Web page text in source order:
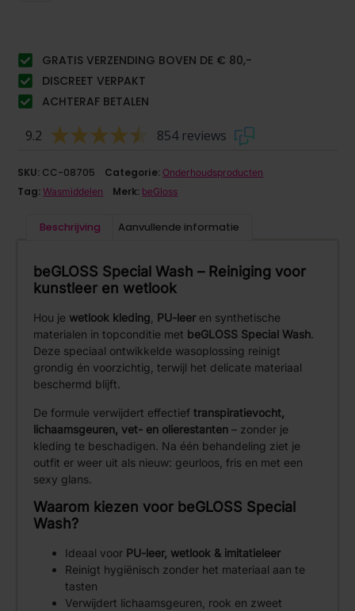
GRATIS VERZENDING BOVEN DE € 80,-
DISCREET VERPAKT
ACHTERAF BETALEN
9.2 854 reviews
SKU: CC-08705 Categorie: Onderhoudsproducten
Tag: Wasmiddelen Merk: beGloss
Beschrijving Aanvullende informatie
beGLOSS Special Wash – Reiniging voor
kunstleer en wetlook
Hou je wetlook kleding, PU-leeren synthetische
materialen in topconditie met beGLOSS Special Wash.
Deze speciaal ontwikkelde wasoplossing reinigt
grondig én voorzichtig, terwijl het delicate materiaal
beschermd blijft.
De formule verwijdert effectieftranspiratievocht,
lichaamsgeuren, vet- en olierestanten – zonder je
kleding te beschadigen. Na één behandeling ziet je
outfit er weer uit als nieuw: geurloos, fris en met een
sexy glans.
Waarom kiezen voor beGLOSS Special
Wash?
Ideaal voor PU-leer, wetlook & imitatieleer
Reinigt hygiënisch zonder het materiaal aan te
tasten
Verwijdert lichaamsgeuren, rook en zweet